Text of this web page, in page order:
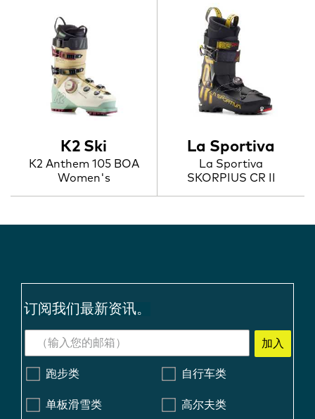
K2 Ski
K2 Anthem 105 BOA
Women's
La Sportiva
La Sportiva
SKORPIUS CR II
订阅我们最新资讯。
加入
跑步类 自行车类
单板滑雪类 高尔夫类